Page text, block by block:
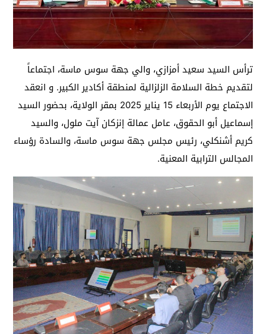
ترأس السيد سعيد أمزازي، والي جهة سوس ماسة، اجتماعاً
لتقديم خطة السلامة الزلزالية لمنطقة أكادير الكبير. و انعقد
الاجتماع يوم الأربعاء 15 يناير 2025 بمقر الولاية، بحضور السيد
إسماعيل أبو الحقوق، عامل عمالة إنزكان آيت ملول، والسيد
كريم أشنكلي، رئيس مجلس جهة سوس ماسة، والسادة رؤساء
المجالس الترابية المعنية.